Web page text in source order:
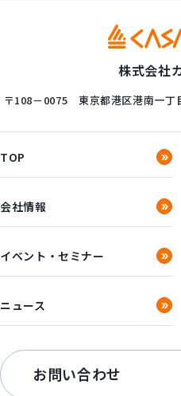
株式会社
〒108－0075 東京都港区港南一丁
TOP
会社情報
イベント・セミナー
ニュース
お問い合わせ